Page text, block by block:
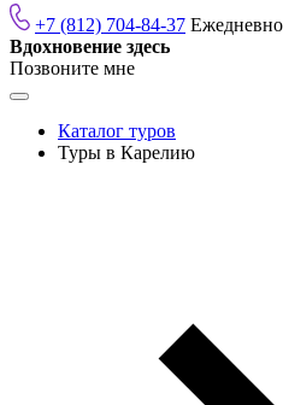
+7 (812) 704-84-37
Вдохновение здесь
Позвоните мне
Каталог туров
Туры в Карелию